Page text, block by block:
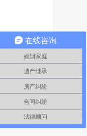
在线咨询
婚姻家庭
遗产继承
房产纠纷
合同纠纷
法律顾问